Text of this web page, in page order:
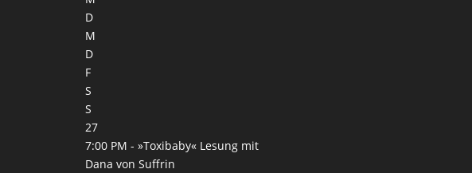
D
M
D
F
S
S
27
7:00 PM -»Toxibaby« Lesung mit
Dana von Suffrin